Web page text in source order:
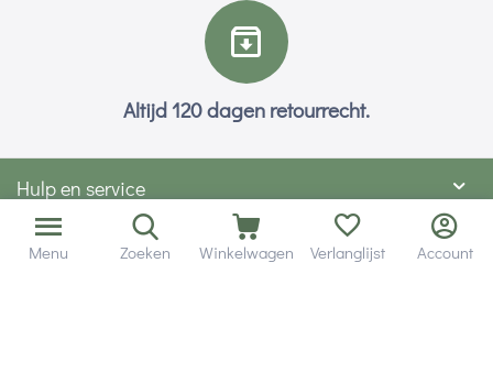
Altijd 120 dagen retourrecht.
Hulp en service
Contact gegevens
Menu Zoeken Winkelwagen Verlanglijst Account